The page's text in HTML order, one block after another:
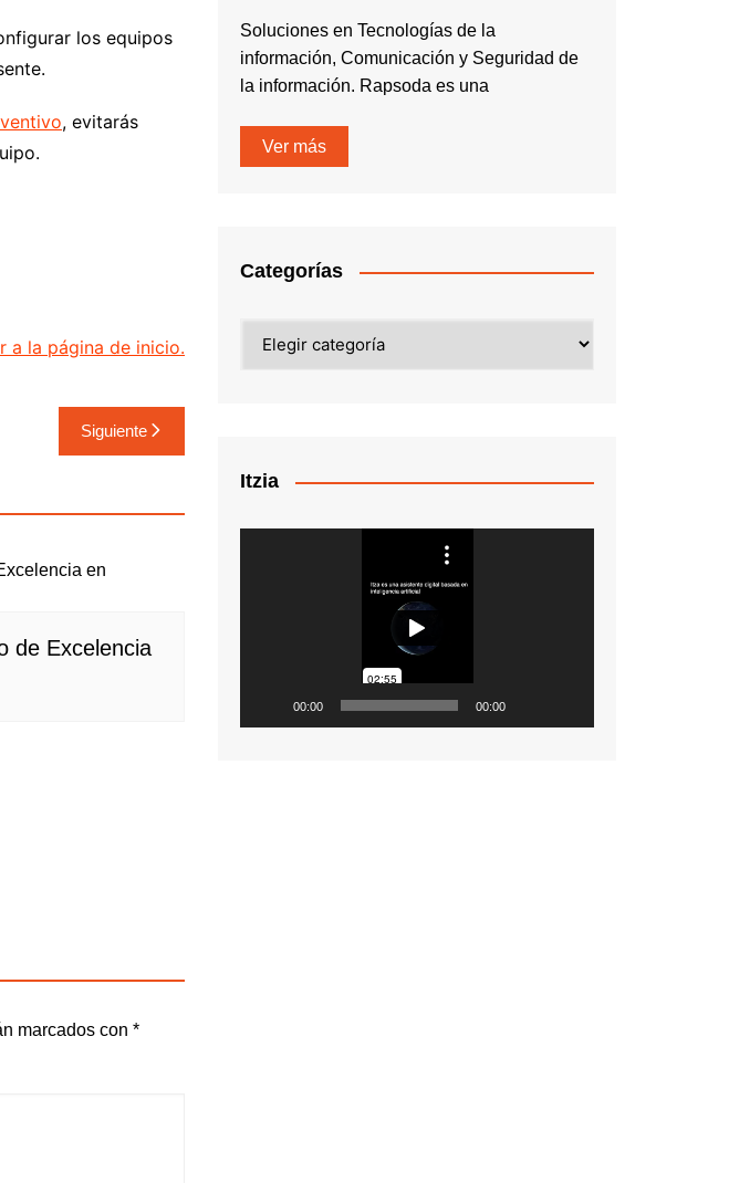
los equipos
, evitarás
a la página de inicio.
Siguiente
de Excelencia
marcados con *
Soluciones en Tecnologías de la
información, Comunicación y Seguridad de
la información. Rapsoda es una
Ver más
Categorías
Itzia
00:00 00:00